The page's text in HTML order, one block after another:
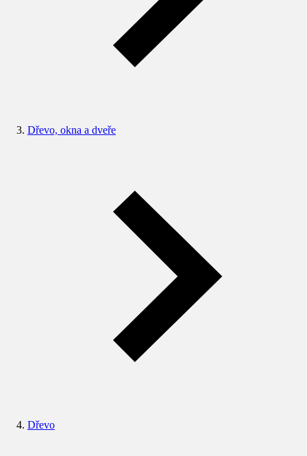
Dřevo, okna a dveře
Dřevo